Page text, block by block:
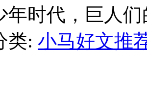
年时代，巨人们
类: 小马好文推